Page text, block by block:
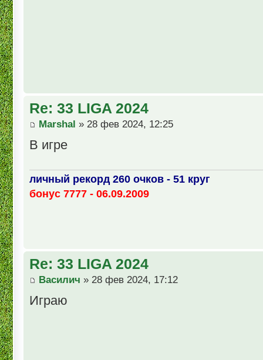
Re: 33 LIGA 2024
Marshal » 28 фев 2024, 12:25
В игре
личный рекорд 260 очков - 51 круг
бонус 7777 - 06.09.2009
Re: 33 LIGA 2024
Василич » 28 фев 2024, 17:12
Играю